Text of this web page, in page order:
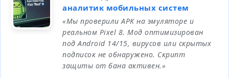
аналитик мобильных систем
«Мы проверили APK на эмуляторе и
реальном Pixel 8. Мод оптимизирован
под Android 14/15, вирусов или скрытых
подписок не обнаружено. Скрипт
защиты от бана активен.»